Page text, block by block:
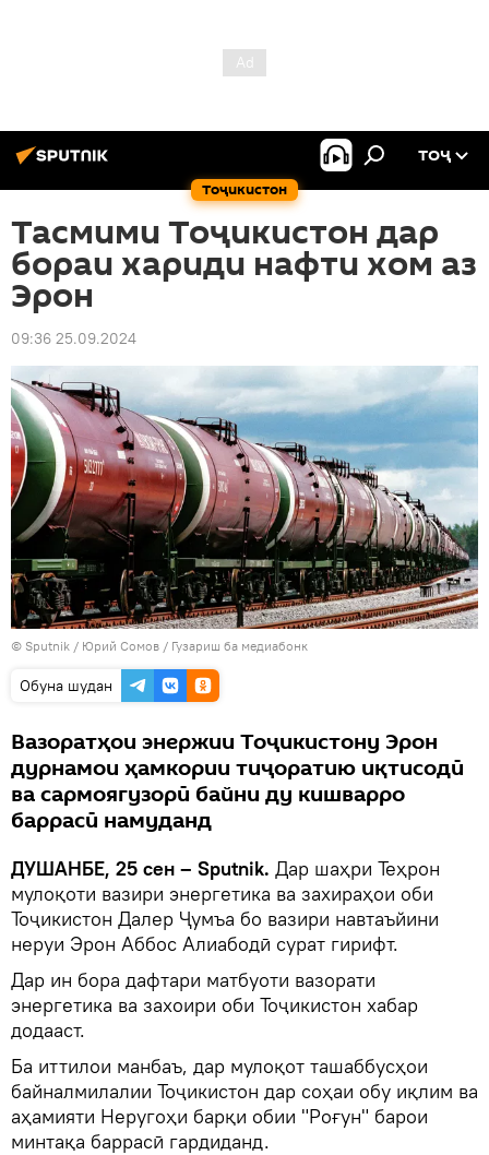
Тоҷикистон
ТОҶ
Тасмими Тоҷикистон дар
бораи хариди нафти хом аз
Эрон
09:36 25.09.2024
© Sputnik / Юрий Сомов / Гузариш ба медиабонк
Обуна шудан
Вазоратҳои энержии Тоҷикистону Эрон
дурнамои ҳамкории тиҷоратию иқтисодӣ
ва сармоягузорӣ байни ду кишварро
баррасӣ намуданд
ДУШАНБЕ, 25 сен – Sputnik. Дар шаҳри Теҳрон
мулоқоти вазири энергетика ва захираҳои оби
Тоҷикистон Далер Ҷумъа бо вазири навтаъйини
неруи Эрон Аббос Алиабодӣ сурат гирифт.
Дар ин бора дафтари матбуоти вазорати
энергетика ва захоири оби Тоҷикистон хабар
додааст.
Ба иттилои манбаъ, дар мулоқот ташаббусҳои
байналмилалии Тоҷикистон дар соҳаи обу иқлим ва
аҳамияти Неругоҳи барқи обии "Роғун" барои
минтақа баррасӣ гардиданд.